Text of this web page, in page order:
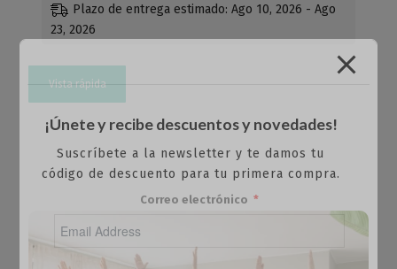
Plazo de entrega estimado: Ago 10, 2026 - Ago
23, 2026
Vista rápida
¡Únete y recibe descuentos y novedades!
Suscríbete a la newsletter y te damos tu
código de descuento para tu primera compra.
Correo electrónico